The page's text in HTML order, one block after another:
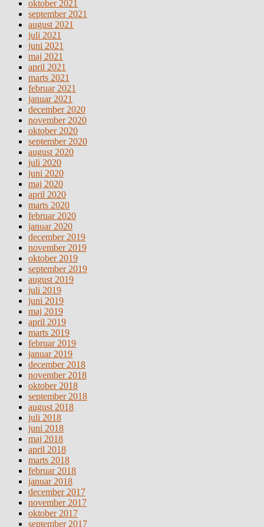
oktober 2021
september 2021
august 2021
juli 2021
juni 2021
maj 2021
april 2021
marts 2021
februar 2021
januar 2021
december 2020
november 2020
oktober 2020
september 2020
august 2020
juli 2020
juni 2020
maj 2020
april 2020
marts 2020
februar 2020
januar 2020
december 2019
november 2019
oktober 2019
september 2019
august 2019
juli 2019
juni 2019
maj 2019
april 2019
marts 2019
februar 2019
januar 2019
december 2018
november 2018
oktober 2018
september 2018
august 2018
juli 2018
juni 2018
maj 2018
april 2018
marts 2018
februar 2018
januar 2018
december 2017
november 2017
oktober 2017
september 2017